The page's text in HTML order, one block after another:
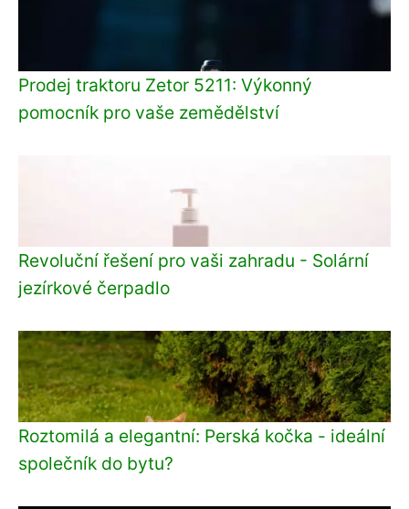
Prodej traktoru Zetor 5211: Výkonný
pomocník pro vaše zemědělství
Revoluční řešení pro vaši zahradu - Solární
jezírkové čerpadlo
Roztomilá a elegantní: Perská kočka - ideální
společník do bytu?